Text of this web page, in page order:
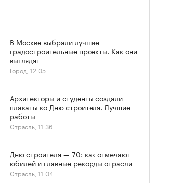
В Москве выбрали лучшие
градостроительные проекты. Как они
выглядят
Город, 12:05
Архитекторы и студенты создали
плакаты ко Дню строителя. Лучшие
работы
Отрасль, 11:36
Дню строителя — 70: как отмечают
юбилей и главные рекорды отрасли
Отрасль, 11:04